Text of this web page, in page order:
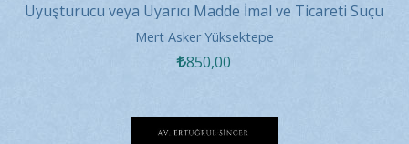
Uyuşturucu veya Uyarıcı Madde İmal ve Ticareti Suçu
Mert Asker Yüksektepe
850,00